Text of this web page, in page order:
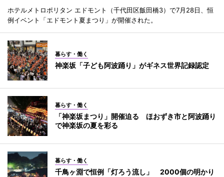
ホテルメトロポリタン エドモント（千代田区飯田橋3）で7月28日、恒
例イベント「エドモント夏まつり」が開催された。
暮らす・働く
神楽坂「子ども阿波踊り」がギネス世界記録認定
暮らす・働く
「神楽坂まつり」開催迫る ほおずき市と阿波踊り
で神楽坂の夏を彩る
暮らす・働く
千鳥ヶ淵で恒例「灯ろう流し」 2000個の明かり